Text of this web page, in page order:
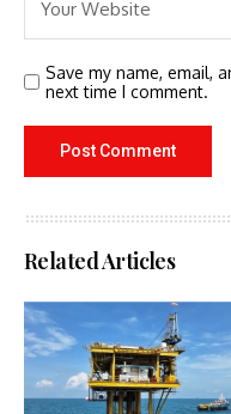
Save my name, email,
next time I comment.
Related Articles